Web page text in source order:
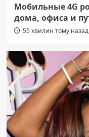
Мобильные 4G
дома, офиса и
55 хвилин тому назад